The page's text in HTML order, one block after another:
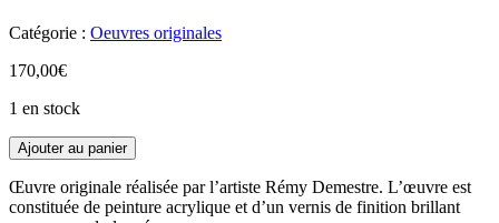
Catégorie : Oeuvres originales
170,00€
1 en stock
Ajouter au panier
Œuvre originale réalisée par l’artiste Rémy Demestre. L’œuvre est
constituée de peinture acrylique et d’un vernis de finition brillant